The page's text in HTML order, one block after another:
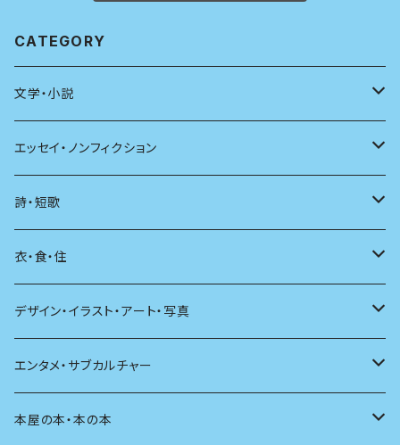
CATEGORY
文学・小説
日本
海外
日本語
文学理論
評論
文章術
エッセイ・ノンフィクション
エッセイ
日記
ノンフィクション
その他
評論
詩・短歌
詩
短歌
その他
衣・食・住
着る
食べる
料理
住う
デザイン・イラスト・アート・写真
デザイン
イラスト
エンタメ・サブカルチャー
映画
本屋の本・本の本